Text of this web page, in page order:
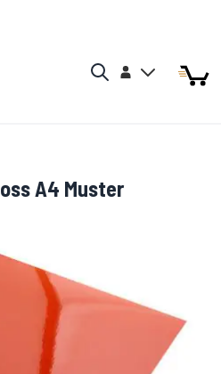
Konto Mein
A4 Muster